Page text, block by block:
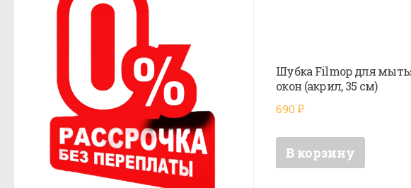
Шубка Filmop для
окон (акрил, 35 см)
690 ₽
В корзину